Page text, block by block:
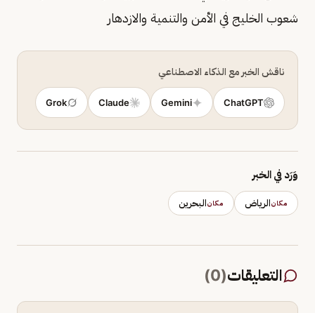
شعوب الخليج في الأمن والتنمية والازدهار
ناقش الخبر مع الذكاء الاصطناعي
ChatGPT
Gemini
Claude
Grok
وَرَد في الخبر
مكانالرياض مكانالبحرين
التعليقات(
0
)